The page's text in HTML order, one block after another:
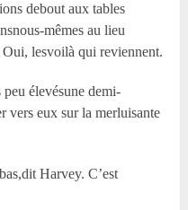
debout aux tables
mêmes au lieu
lesvoilà qui reviennent.
élevésune demi-
vers eux sur la merluisante
Harvey. C’est